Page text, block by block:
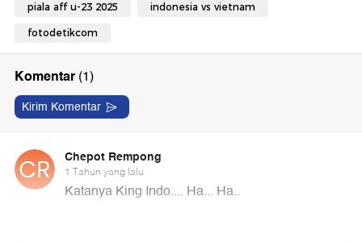
piala aff u-23 2025 indonesia vs vietnam
fotodetikcom